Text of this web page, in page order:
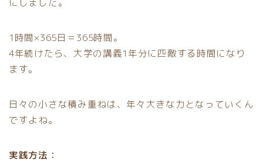
1時間×365日＝365時間。
4年続けたら、大学の講義1年分に匹敵する時間になり
ます。
日々の小さな積み重ねは、年々大きな力となっていくん
ですよね。
実践方法：